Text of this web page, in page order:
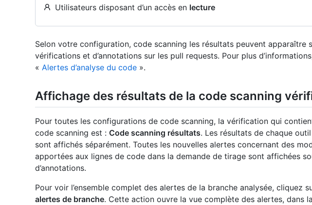
Utilisateurs disposant d’un accès en lecture
Selon votre configuration, code scanning les résultats peuvent apparaître
vérifications et d’annotations sur les pull requests. Pour plus
« Alertes d’analyse du code ».
Affichage des résultats de la code scanning
Pour toutes les configurations de code scanning, la vérification qui
code scanning est : Code scanning résultats. Les résultats de chaque outil
sont affichés séparément. Toutes les nouvelles alertes concernant des
apportées aux lignes de code dans la demande de tirage sont affichées
d’annotations.
Pour voir l’ensemble complet des alertes de la branche analysée, cliquez
alertes de branche. Cette action ouvre la vue complète des alertes, dans